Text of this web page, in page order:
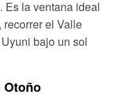
Es la ventana ideal
el Valle
bajo un sol
Otoño